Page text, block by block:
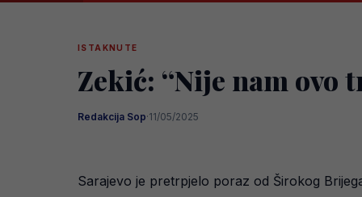
ISTAKNUTE
Zekić: “Nije nam ovo
Redakcija Sop·11/05/2025
Sarajevo je pretrpjelo poraz od Širokog